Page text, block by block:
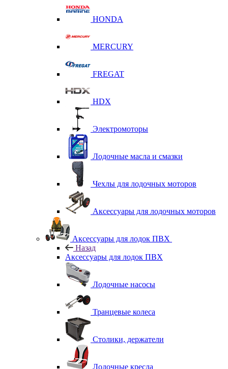
HONDA
MERCURY
FREGAT
HDX
Электромоторы
Лодочные масла и смазки
Чехлы для лодочных моторов
Аксессуары для лодочных моторов
Аксессуары для лодок ПВХ
Назад
Аксессуары для лодок ПВХ
Лодочные насосы
Транцевые колеса
Столики, держатели
Лодочные кресла